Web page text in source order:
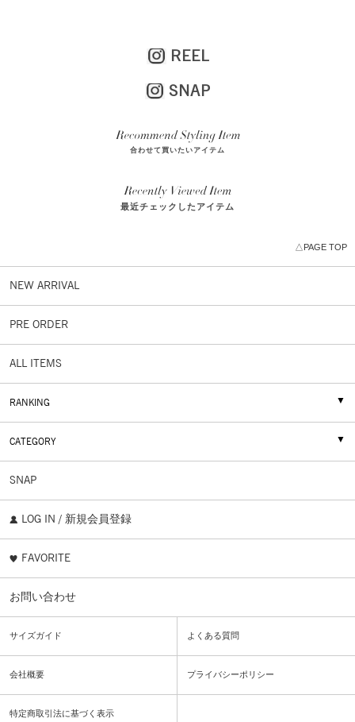
REEL
SNAP
合わせて買いたいアイテム
最近チェックしたアイテム
△PAGE TOP
NEW ARRIVAL
PRE ORDER
ALL ITEMS
RANKING
CATEGORY
SNAP
LOG IN / 新規会員登録
FAVORITE
お問い合わせ
サイズガイド よくある質問
会社概要 プライバシーポリシー
特定商取引法に基づく表示